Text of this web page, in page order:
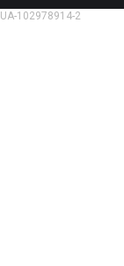
UA-102978914-2